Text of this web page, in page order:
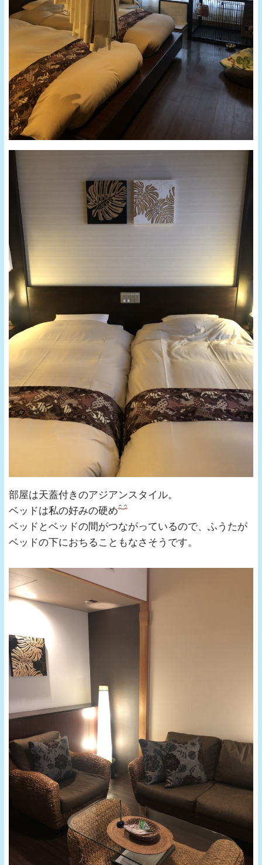
部屋は天蓋付きのアジアンスタイル。
ベッドは私の好みの硬め
ベッドとベッドの間がつながっているので、ふうたが
ベッドの下におちることもなさそうです。